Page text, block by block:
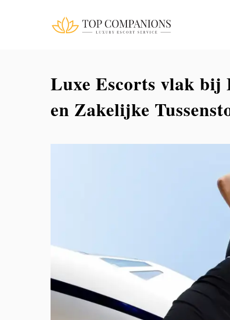
Luxe Escorts vlak
en Zakelijke